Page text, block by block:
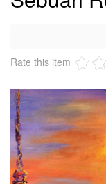
Rate this item